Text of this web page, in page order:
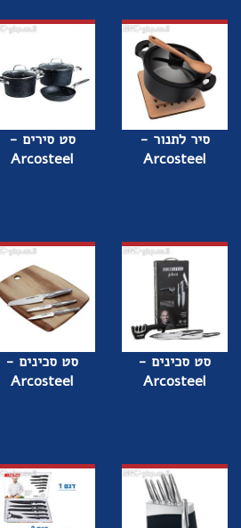
סיר לתנור -
Arcosteel
סט סירים -
Arcosteel
סט סכינים -
Arcosteel
סט סכינים -
Arcosteel